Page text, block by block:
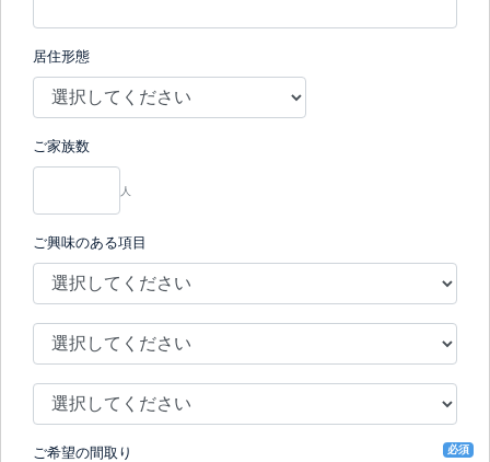
居住形態
ご家族数
人
ご興味のある項目
ご希望の間取り 必須